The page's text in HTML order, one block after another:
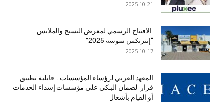
2025-10-21
الافتتاح الرسمي لمعرض النسيج والملابس
“إنترتكس سوسة 2025”
2025-10-17
المعهد العربي لرؤساء المؤسسات… قابلية تطبيق
قرار الضمان البنكي على مؤسسات إسداء الخدمات
أو القيام بأشغال